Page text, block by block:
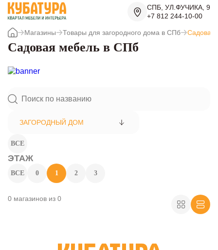
СПБ, УЛ.ФУЧИКА, 9
+7 812 244-10-00
Магазины Товары для загородного дома в СПб Садовая
Садовая мебель в СПб
ЗАГОРОДНЫЙ ДОМ
ВСЕ
ЭТАЖ
ВСЕ 0 1 2 3
0 магазинов из 0